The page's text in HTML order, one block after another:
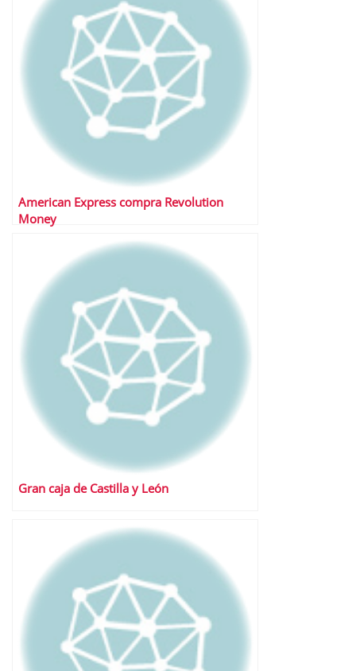
American Express compra Revolution
Money
Gran caja de Castilla y León